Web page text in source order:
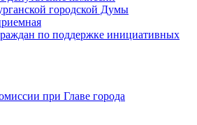
городской Думы
по поддержке инициативных
при Главе города